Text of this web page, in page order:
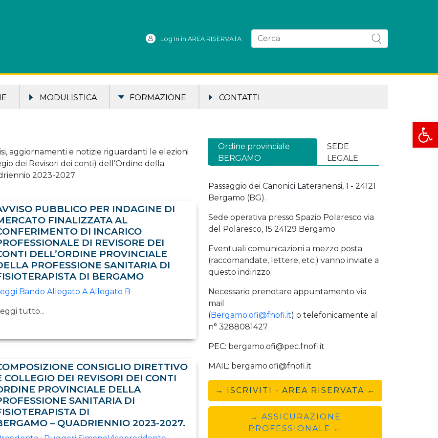
Apri
Log In in AREA RISERVATA
MODULISTICA FORMAZIONE CONTATTI
aggiornamenti e notizie riguardanti le elezioni
dei Revisori dei conti) dell’Ordine della
2023-2027
PUBBLICO PER INDAGINE DI
FINALIZZATA AL
DI INCARICO
DI REVISORE DEI
DELL’ORDINE PROVINCIALE
PROFESSIONE SANITARIA DI
DI BERGAMO
Bando Allegato A Allegato B
tutto...
CONSIGLIO DIRETTIVO
COLLEGIO DEI REVISORI DEI CONTI
PROVINCIALE DELLA
SANITARIA DI
DI
– QUADRIENNIO 2023-2027.
Ordine provinciale
BERGAMO
SEDE
LEGALE
Passaggio dei Canonici Lateranensi, 1 - 24121
Bergamo (BG).
Sede operativa presso Spazio Polaresco via
del Polaresco, 15 24129 Bergamo
Eventuali comunicazioni a mezzo posta
(raccomandate, lettere, etc.) vanno inviate a
questo indirizzo.
Necessario prenotare appuntamento via
mail
(Bergamo.ofi@fnofi.it) o telefonicamente al
n° 3288081427
PEC: bergamo.ofi@pec.fnofi.it
MAIL: bergamo.ofi@fnofi.it
→ ISCRIVITI - AREA RISERVATA ←
→ ASSICURAZIONE
PROFESSIONALE ←